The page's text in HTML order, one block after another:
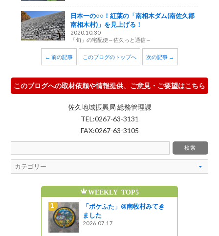
日本一の○○！紅葉の「南相木ダム(南佐久郡
南相木村)」を見上げる！
2020.10.30
「旬」の宅配便～佐久っと通信～
← 前の記事 このブログのトップへ 次の記事 →
このブログへの取材依頼や情報提供、ご意見・ご要望はこちら
佐久地域振興局 総務管理課
TEL:0267-63-3131
FAX:0267-63-3105
WEEKLY TOP5
「ポケふた」@南牧村みてき
ました
2026.07.17